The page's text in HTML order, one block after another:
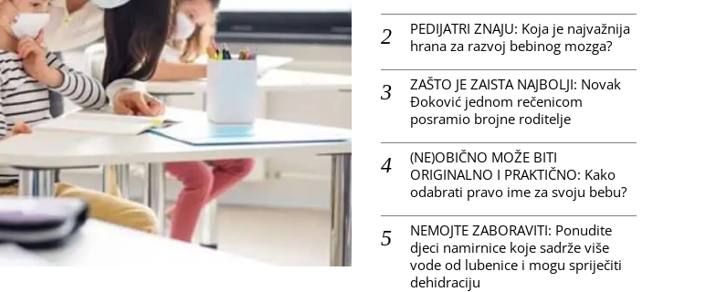
PEDIJATRI ZNAJU: Koja je najvažnija
hrana za razvoj bebinog mozga?
ZAŠTO JE ZAISTA NAJBOLJI: Novak
Đoković jednom rečenicom
posramio brojne roditelje
(NE)OBIČNO MOŽE BITI
ORIGINALNO I PRAKTIČNO: Kako
odabrati pravo ime za svoju bebu?
NEMOJTE ZABORAVITI: Ponudite
djeci namirnice koje sadrže više
vode od lubenice i mogu spriječiti
dehidraciju